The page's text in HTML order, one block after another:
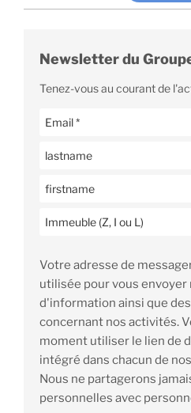
Newsletter du
Tenez-vous au courant de
Votre adresse de
utilisée pour vous
d'information ainsi que
concernant nos activités.
moment utiliser le lien de
intégré dans chacun de
Nous ne partagerons
personnelles avec